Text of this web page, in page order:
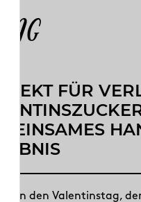
FÜR
den Valentinstag,